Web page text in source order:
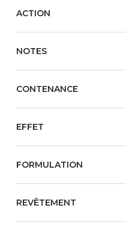
ACTION
NOTES
CONTENANCE
EFFET
FORMULATION
REVÊTEMENT